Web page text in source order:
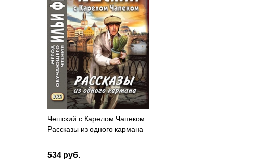
Чешский с Карелом Чапеком.
Рассказы из одного кармана
534 руб.